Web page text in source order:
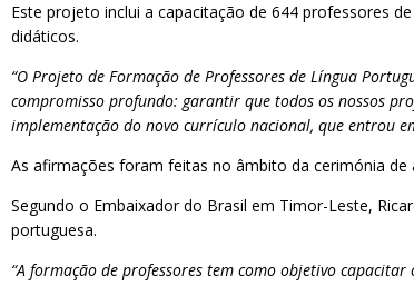
Este projeto inclui a capacitação de 644 professores
didáticos.
“O Projeto de Formação de Professores de Língua
compromisso profundo: garantir que todos os nossos
implementação do novo currículo nacional, que entrou
As afirmações foram feitas no âmbito da cerimónia
Segundo o Embaixador do Brasil em Timor-Leste,
portuguesa.
“A formação de professores tem como objetivo